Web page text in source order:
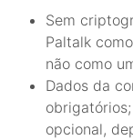
Sem
Paltalk
não como
Dados da
opcional,